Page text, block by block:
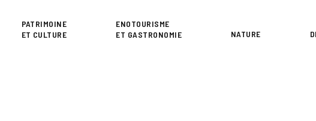
Superior
PATRIMOINE
ET CULTURE
ENOTOURISME
ET GASTRONOMIE
NATURE